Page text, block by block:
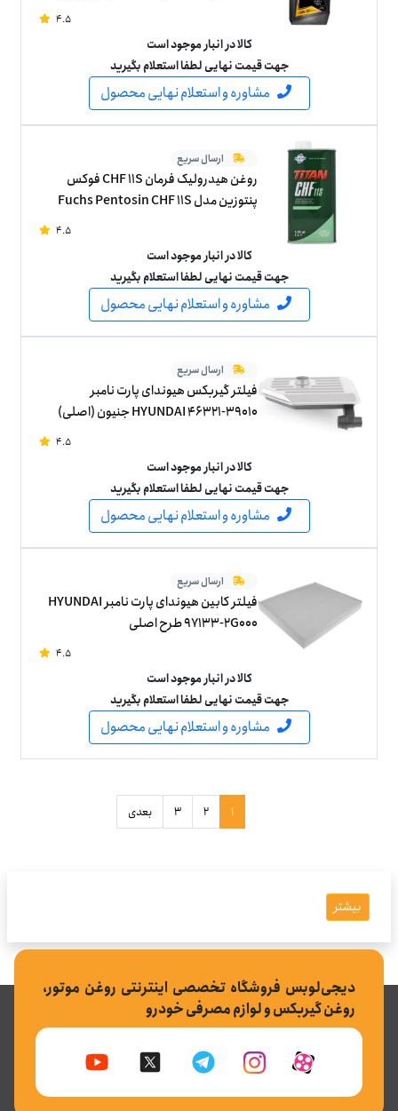
4.5
کالا در انبار موجود است
جهت قیمت نهایی لطفا استعلام بگیرید
مشاوره و استعلام نهایی محصول
ارسال سریع
روغن هیدرولیک فرمان CHF 11S فوکس
پنتوزین مدل Fuchs Pentosin CHF 11S
4.5
کالا در انبار موجود است
جهت قیمت نهایی لطفا استعلام بگیرید
مشاوره و استعلام نهایی محصول
ارسال سریع
فیلتر گیربکس هیوندای پارت نامبر
HYUNDAI 46321-39010 جنیون (اصلی)
4.5
کالا در انبار موجود است
جهت قیمت نهایی لطفا استعلام بگیرید
مشاوره و استعلام نهایی محصول
ارسال سریع
فیلتر کابین هیوندای پارت نامبر HYUNDAI
97133-2G000 طرح اصلی
4.5
کالا در انبار موجود است
جهت قیمت نهایی لطفا استعلام بگیرید
مشاوره و استعلام نهایی محصول
1
2
3 بعدی
بیشتر
دیجی‌لوبس فروشگاه تخصصی اینترنتی روغن موتور،
روغن گیربکس و لوازم مصرفی خودرو